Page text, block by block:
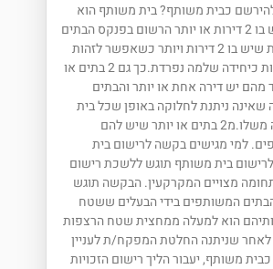
להירשם כבית משותף? בית משותף הוא
מבנה קבוע שיש בו 2 דירות או יותר הרשום בפנקס הבתים
המשותפים. בית שיש בו 2 דירות ויותר כשאפשר לזהות
כל אחת מהדירות כיחידה שלמה נפרדת.כך גם 2 בתים או
מהם יש דירה אחת או יותר והבתים
שאינה ניתנת לחלוקה באופן שכל בית
יעמוד על חלקה משלו.מ2 בתים או יותר שיש להם
למי מגישים בקשה לרישום בית
בית משותף תוגש ללשכת רישום
מצויים המקרקעין. הבקשה תוגש
המשותפים בידי הבעלים ששטח
הוא למעלה ממחצית שטח הרצפות
לאחר שניתנה החלטת המפקח/ת לעניין
משותף, יעבור הליך רישום הזכויות